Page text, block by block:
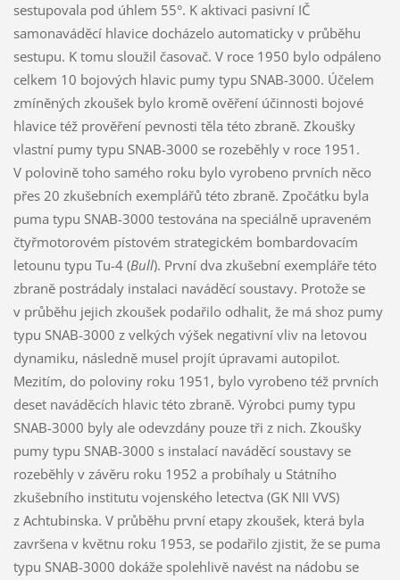
sestupovala pod úhlem 55°. K aktivaci pasivní IČ
samonaváděcí hlavice docházelo automaticky v průběhu
sestupu. K tomu sloužil časovač. V roce 1950 bylo odpáleno
celkem 10 bojových hlavic pumy typu SNAB-3000. Účelem
zmíněných zkoušek bylo kromě ověření účinnosti bojové
hlavice též prověření pevnosti těla této zbraně. Zkoušky
vlastní pumy typu SNAB-3000 se rozeběhly v roce 1951.
V polovině toho samého roku bylo vyrobeno prvních něco
přes 20 zkušebních exemplářů této zbraně. Zpočátku byla
puma typu SNAB-3000 testována na speciálně upraveném
čtyřmotorovém pístovém strategickém bombardovacím
letounu typu Tu-4 (Bull). První dva zkušební exempláře této
zbraně postrádaly instalaci naváděcí soustavy. Protože se
v průběhu jejich zkoušek podařilo odhalit, že má shoz pumy
typu SNAB-3000 z velkých výšek negativní vliv na letovou
dynamiku, následně musel projít úpravami autopilot.
Mezitím, do poloviny roku 1951, bylo vyrobeno též prvních
deset naváděcích hlavic této zbraně. Výrobci pumy typu
SNAB-3000 byly ale odevzdány pouze tři z nich. Zkoušky
pumy typu SNAB-3000 s instalací naváděcí soustavy se
rozeběhly v závěru roku 1952 a probíhaly u Státního
zkušebního institutu vojenského letectva (GK NII VVS)
z Achtubinska. V průběhu první etapy zkoušek, která byla
završena v květnu roku 1953, se podařilo zjistit, že se puma
typu SNAB-3000 dokáže spolehlivě navést na nádobu se